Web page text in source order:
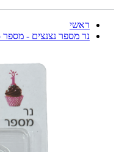
ראשי
נר מספר נצנצים - מספר 5